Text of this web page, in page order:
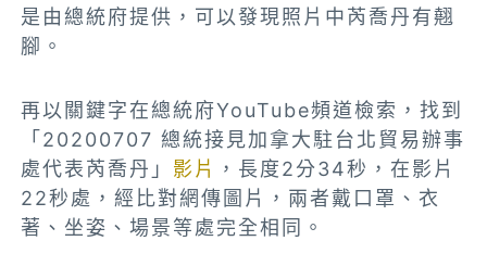
是由總統府提供，可以發現照片中芮喬丹有翹
腳。
再以關鍵字在總統府YouTube頻道檢索，找到
「20200707 總統接見加拿大駐台北貿易辦事
處代表芮喬丹」 影片
，長度2分34秒，在影片
22秒處，經比對網傳圖片，兩者戴口罩、衣
著、坐姿、場景等處完全相同。